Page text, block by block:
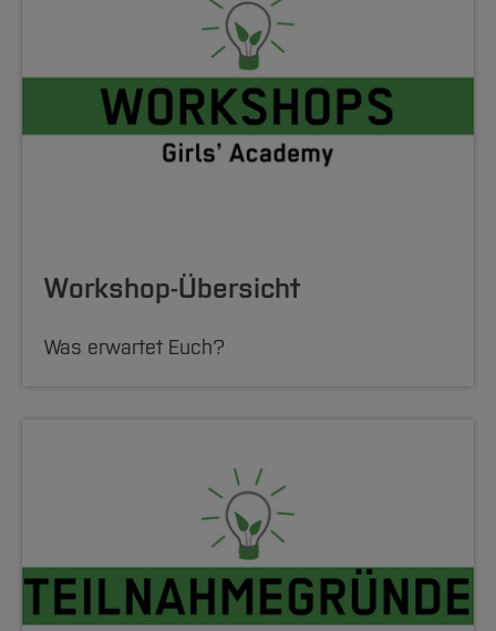
Workshop-Übersicht
Was erwartet Euch?